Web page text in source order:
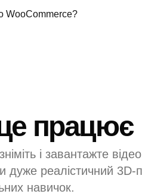
WooCommerce?
працює
і завантажте
дуже реалістичний 3D-
навичок.